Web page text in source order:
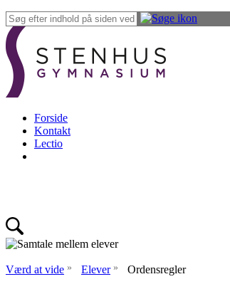
Forside
Kontakt
Lectio
Værd at vide » Elever » Ordensregler